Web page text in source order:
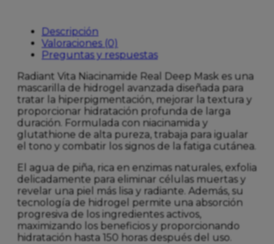
Descripción
Valoraciones (0)
Preguntas y respuestas
Radiant Vita Niacinamide Real Deep Mask es una
mascarilla de hidrogel avanzada diseñada para
tratar la hiperpigmentación, mejorar la textura y
proporcionar hidratación profunda de larga
duración. Formulada con niacinamida y
glutathione de alta pureza, trabaja para igualar
el tono y combatir los signos de la fatiga cutánea.
El agua de piña, rica en enzimas naturales, exfolia
delicadamente para eliminar células muertas y
revelar una piel más lisa y radiante. Además, su
tecnología de hidrogel permite una absorción
progresiva de los ingredientes activos,
maximizando los beneficios y proporcionando
hidratación hasta 150 horas después del uso.